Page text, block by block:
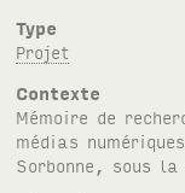
Type
Projet
Contexte
Mémoire de
médias
Sorbonne, sous